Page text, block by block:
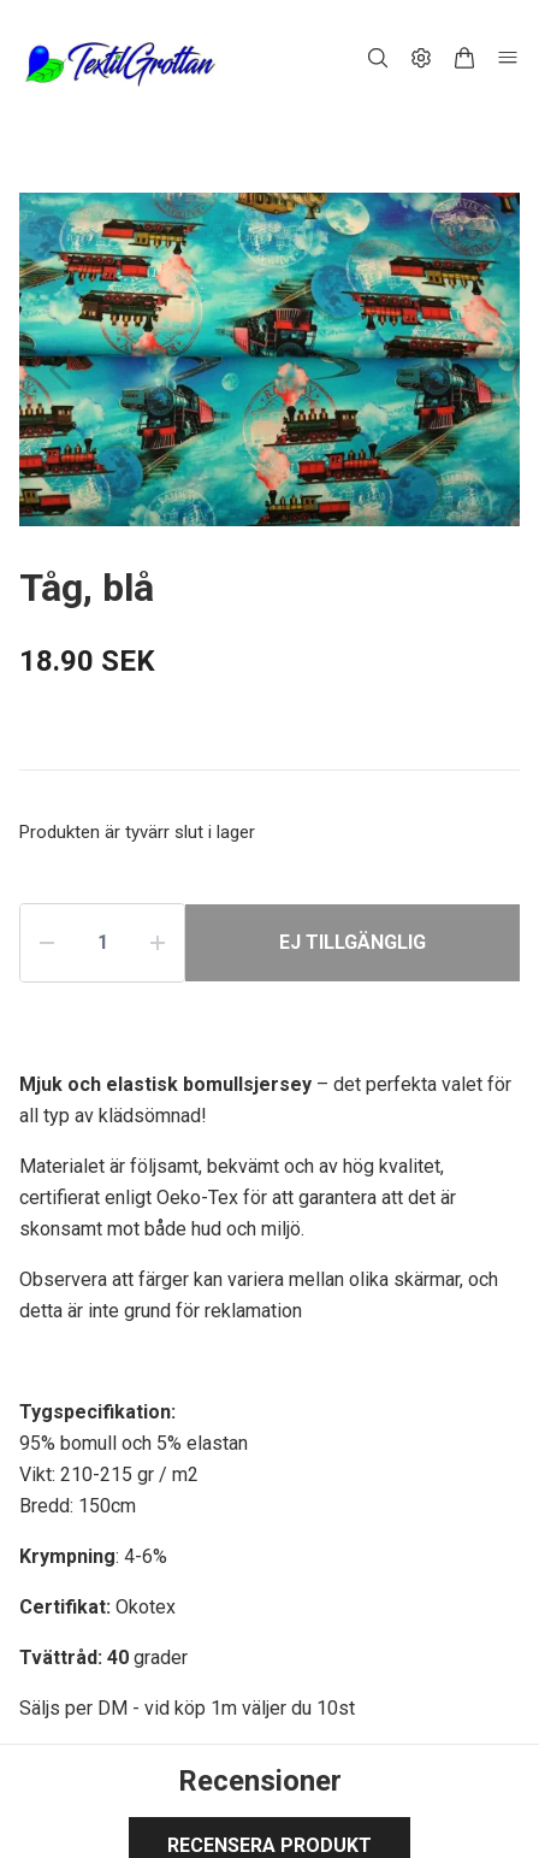
Tåg, blå
18.90 SEK
Produkten är tyvärr slut i lager
EJ TILLGÄNGLIG
Mjuk och elastisk bomullsjersey – det perfekta valet för
all typ av klädsömnad!
Materialet är följsamt, bekvämt och av hög kvalitet,
certifierat enligt Oeko-Tex för att garantera att det är
skonsamt mot både hud och miljö.
Observera att färger kan variera mellan olika skärmar, och
detta är inte grund för reklamation
Tygspecifikation:
95% bomull och 5% elastan
Vikt: 210-215 gr / m2
Bredd: 150cm
Krympning: 4-6%
Certifikat: Okotex
Tvättråd: 40 grader
Säljs per DM - vid köp 1m väljer du 10st
Recensioner
RECENSERA PRODUKT